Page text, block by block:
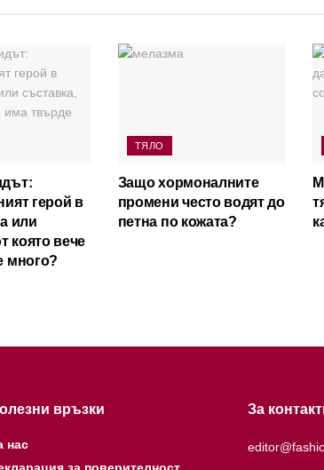
герой в
или
която вече
много?
ТЯЛО
Защо хормоналните
промени често водят до
петна по кожата?
връзки
нас
За